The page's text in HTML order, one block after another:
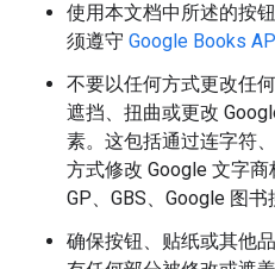
使用本文档中所述的按
须遵守 Google Books
不要以任何方式更改任
遮挡、扭曲或更改
素。这包括通过连字符
方式修改 Google 文字商
GP、GBS、Google 图书
确保按钮、贴纸或其他